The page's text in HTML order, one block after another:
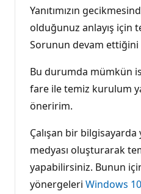
Yanıtımızın
olduğunuz anlayış için
Sorunun devam ettiğini
Bu durumda mümkün
fare ile temiz kurulum
öneririm.
Çalışan bir
medyası oluşturarak
yapabilirsiniz. Bunun
yönergeleri Windows